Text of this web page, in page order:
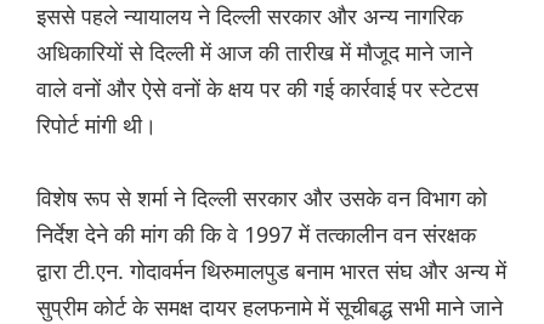
इससे पहले न्यायालय ने दिल्ली सरकार और अन्य नागरिक
अधिकारियों से दिल्ली में आज की तारीख में मौजूद माने जाने
वाले वनों और ऐसे वनों के क्षय पर की गई कार्रवाई पर स्टेटस
रिपोर्ट मांगी थी।
विशेष रूप से शर्मा ने दिल्ली सरकार और उसके वन विभाग को
निर्देश देने की मांग की कि वे 1997 में तत्कालीन वन संरक्षक
द्वारा टी.एन. गोदावर्मन थिरुमालपुड बनाम भारत संघ और अन्य में
सुप्रीम कोर्ट के समक्ष दायर हलफनामे में सूचीबद्ध सभी माने जाने